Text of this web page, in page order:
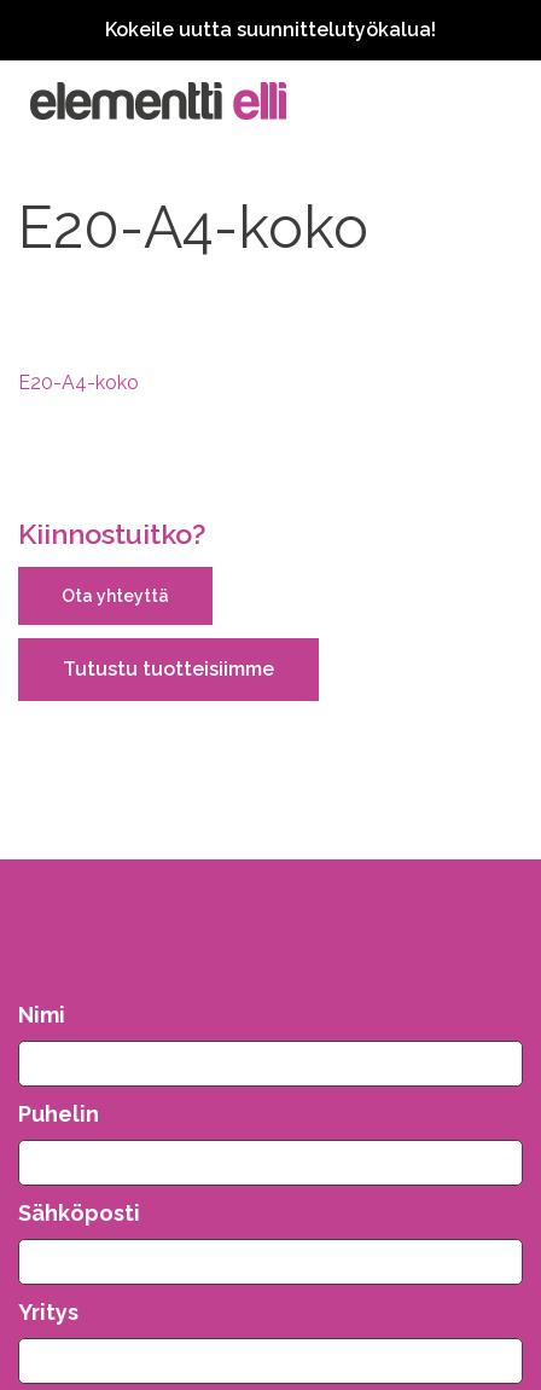
Kokeile uutta suunnittelutyökalua!
E20-A4-koko
E20-A4-koko
Kiinnostuitko?
Ota yhteyttä
Tutustu tuotteisiimme
Nimi
Puhelin
Sähköposti
Yritys